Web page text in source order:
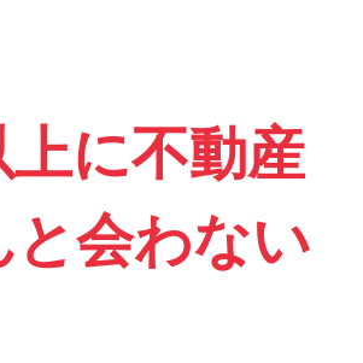
に不動産
と会わない